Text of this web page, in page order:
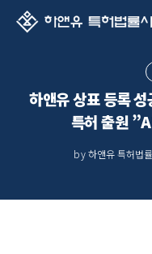
하앤유 상표 등록
특허 출원
by 하앤유 특허법